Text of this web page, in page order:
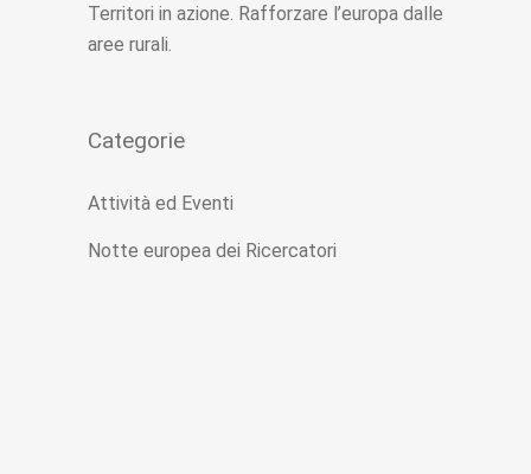
Territori in azione. Rafforzare l’europa dalle
aree rurali.
Categorie
Attività ed Eventi
Notte europea dei Ricercatori